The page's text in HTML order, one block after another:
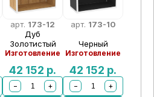
арт. 173-12
Дуб
Золотистый
Изготовление
42 152 р.
−
+
арт. 173-10
Черный
Изготовление
42 152 р.
−
+